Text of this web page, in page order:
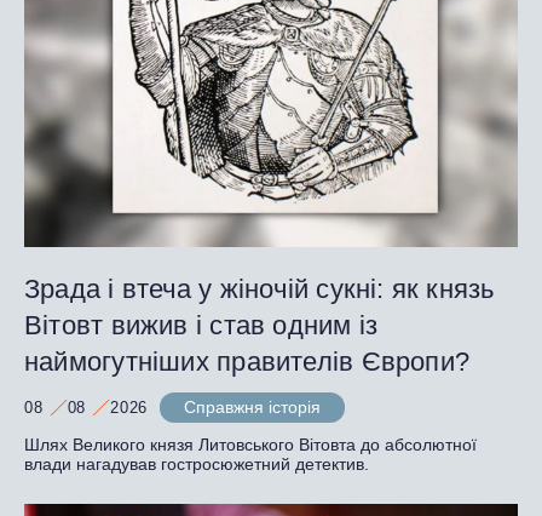
Зрада і втеча у жіночій сукні: як князь
Вітовт вижив і став одним із
наймогутніших правителів Європи?
08 08 2026
Справжня історія
Шлях Великого князя Литовського Вітовта до абсолютної
влади нагадував гостросюжетний детектив.